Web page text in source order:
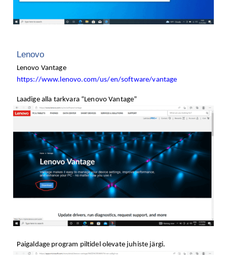
Lenovo
Lenovo Vantage
https://www.lenovo.com/us/en/software/vantage
Laadige alla tarkvara “Lenovo Vantage”
Paigaldage program piltidel olevate juhiste järgi.